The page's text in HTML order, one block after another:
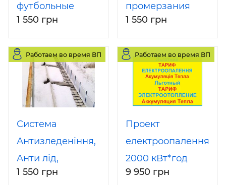
футбольные
поля, стадионы
1 550 грн
промерзания
грунта под
камерами
1 550 грн
Работаем во время ВП
Система
Антизледеніння,
Анти лід,
Покрівлі, Лотків,
1 550 грн
Работаем во время ВП
Проект
електроопалення
2000 кВт*год
9 950 грн